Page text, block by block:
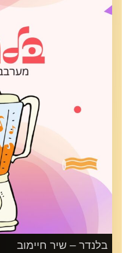
קרדיט תמונות:
AudioVersity
בלנדר – שיר חיימוב